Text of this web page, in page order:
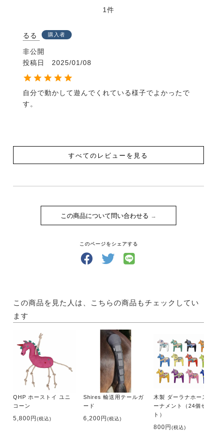
1
るる 購入者
非公開
投稿日
2025/01/08
自分で動かして遊んでくれている様子でよかったで
す。
すべてのレビューを見る
この商品について問い合わせる
このページをシェアする
この商品を見た人は、こちらの商品もチェックしてい
ます
QHP ホーストイ ユニ
コーン
5,800円(税込)
Shires 輸送用テールガ
ード
6,200円(税込)
木製 ダーラナホースオ
ーナメント（24個セッ
ト）
800円(税込)